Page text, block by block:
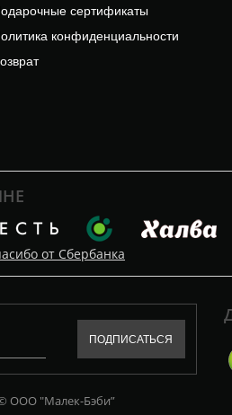
сертификаты
конфиденциальности
от Сбербанка
ООО "Малек-Бэби”